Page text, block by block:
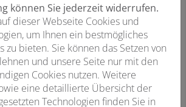
können Sie jederzeit widerrufen.
dieser Webseite Cookies und
um Ihnen ein bestmögliches
zu bieten. Sie können das Setzen von
und unsere Seite nur mit den
Cookies nutzen. Weitere
eine detaillierte Übersicht der
Technologien finden Sie in